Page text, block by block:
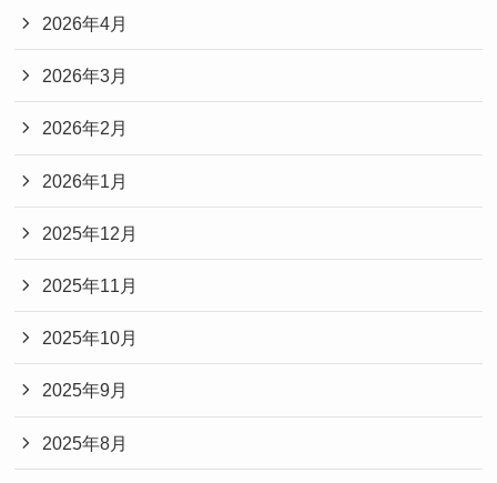
2026年4月
2026年3月
2026年2月
2026年1月
2025年12月
2025年11月
2025年10月
2025年9月
2025年8月